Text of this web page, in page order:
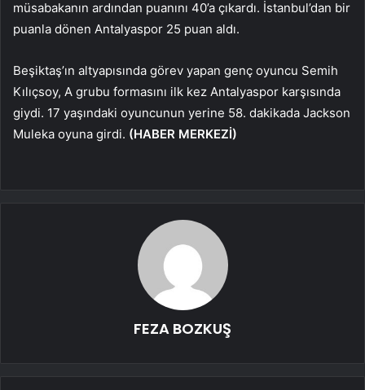
müsabakanın ardından puanını 40’a çıkardı. İstanbul’dan bir
puanla dönen Antalyaspor 25 puan aldı.
Beşiktaş’ın altyapısında görev yapan genç oyuncu Semih
Kılıçsoy, A grubu formasını ilk kez Antalyaspor karşısında
giydi. 17 yaşındaki oyuncunun yerine 58. dakikada Jackson
Muleka oyuna girdi. (HABER MERKEZİ)
FEZA BOZKUŞ